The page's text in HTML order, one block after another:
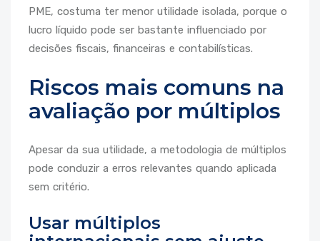
PME, costuma ter menor utilidade isolada, porque o
lucro líquido pode ser bastante influenciado por
decisões fiscais, financeiras e contabilísticas.
Riscos mais comuns na
avaliação por múltiplos
Apesar da sua utilidade, a metodologia de múltiplos
pode conduzir a erros relevantes quando aplicada
sem critério.
Usar múltiplos